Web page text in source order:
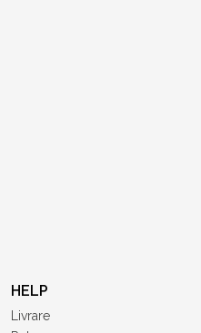
HELP
Livrare